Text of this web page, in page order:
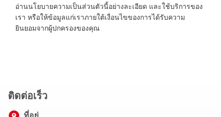
อ่านนโยบายความเป็นส่วนตัวนี้อย่างละเอียด และใช้บริการของ
เรา หรือให้ข้อมูลแก่เราภายใต้เงื่อนไขของการได้รับความ
ยินยอมจากผู้ปกครองของคุณ
ติดต่อเร็ว
ที่อยู่